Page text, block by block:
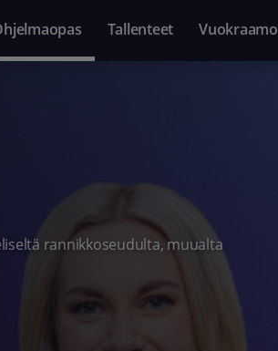
Tallenteet Vuokraamo
rannikkoseudulta, muualta